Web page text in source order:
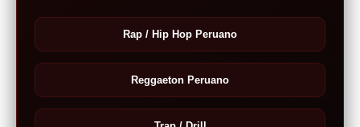
Rap / Hip Hop Peruano
Reggaeton Peruano